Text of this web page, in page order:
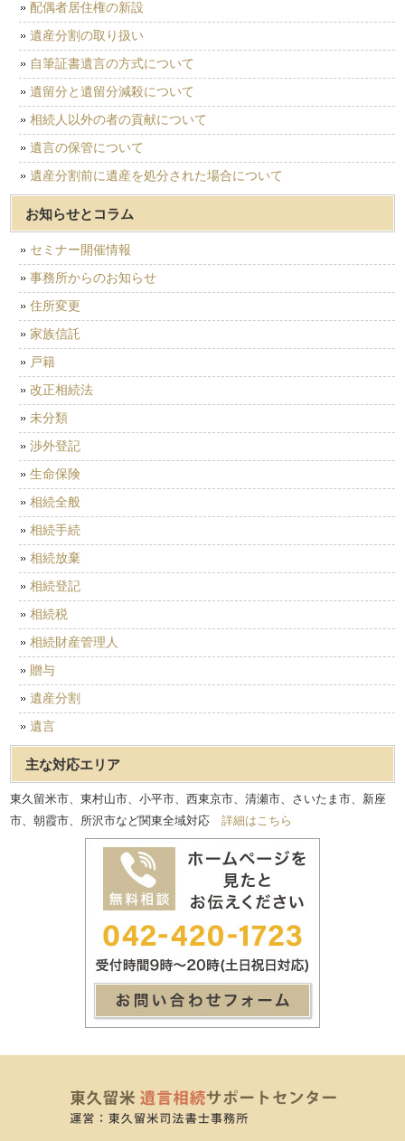
配偶者居住権の新設
遺産分割の取り扱い
自筆証書遺言の方式について
遺留分と遺留分減殺について
相続人以外の者の貢献について
遺言の保管について
遺産分割前に遺産を処分された場合について
お知らせとコラム
セミナー開催情報
事務所からのお知らせ
住所変更
家族信託
戸籍
改正相続法
未分類
渉外登記
生命保険
相続全般
相続手続
相続放棄
相続登記
相続税
相続財産管理人
贈与
遺産分割
遺言
主な対応エリア
東久留米市、東村山市、小平市、西東京市、清瀬市、さいたま市、新座
市、朝霞市、所沢市など関東全域対応詳細はこちら